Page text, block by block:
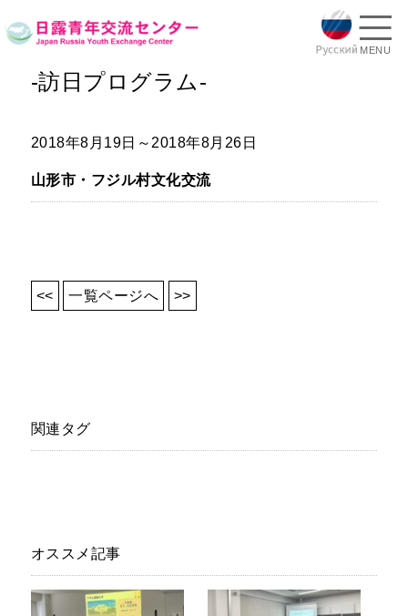
MENU
-訪日プログラム-
2018年8月19日～2018年8月26日
山形市・フジル村文化交流
<< 一覧ページへ >>
関連タグ
オススメ記事